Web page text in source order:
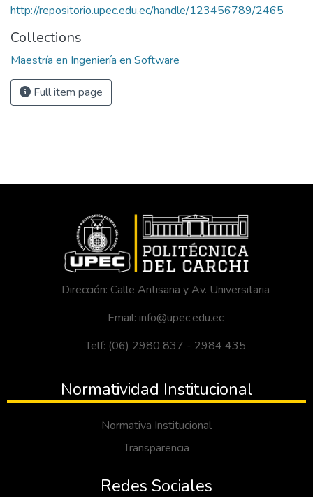
http://repositorio.upec.edu.ec/handle/123456789/2465
Collections
Maestría en Ingeniería en Software
Full item page
Dirección: Calle Antisana y Av. Universitaria
Email: info@upec.edu.ec
Telf: (06) 2980 837 - 2984 435
Normatividad Institucional
Normativa Institucional
Transparencia
Redes Sociales